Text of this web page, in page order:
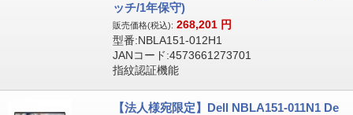
ッチ/1年保守)
販売価格(税込): 268,201 円
型番:NBLA151-012H1
JANコード:4573661273701
指紋認証機能
【法人様宛限定】Dell NBLA151-011N1 De